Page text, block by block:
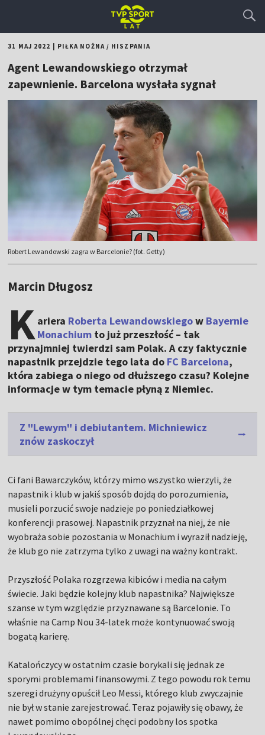
31 MAJ 2022 PIŁKA NOŻNA/ HISZPANIA
Agent Lewandowskiego otrzymał
zapewnienie. Barcelona wysłała sygnał
Robert Lewandowski zagra w Barcelonie? (fot. Getty)
Marcin Długosz
Kariera Roberta Lewandowskiegow Bayernie
Monachium to już przeszłość – tak
przynajmniej twierdzi sam Polak. A czy faktycznie
napastnik przejdzie tego lata do FC Barcelona,
która zabiega o niego od dłuższego czasu? Kolejne
informacje w tym temacie płyną z Niemiec.
Z "Lewym" i debiutantem. Michniewicz
znów zaskoczył
Ci fani Bawarczyków, którzy mimo wszystko wierzyli, że
napastnik i klub w jakiś sposób dojdą do porozumienia,
musieli porzucić swoje nadzieje po poniedziałkowej
konferencji prasowej. Napastnik przyznał na niej, że nie
wyobraża sobie pozostania w Monachium i wyraził nadzieję,
że klub go nie zatrzyma tylko z uwagi na ważny kontrakt.
Przyszłość Polaka rozgrzewa kibiców i media na całym
świecie. Jaki będzie kolejny klub napastnika? Największe
szanse w tym względzie przyznawane są Barcelonie. To
właśnie na Camp Nou 34-latek może kontynuować swoją
bogatą karierę.
Katalończycy w ostatnim czasie borykali się jednak ze
sporymi problemami finansowymi. Z tego powodu rok temu
szeregi drużyny opuścił Leo Messi, którego klub zwyczajnie
nie był w stanie zarejestrować. Teraz pojawiły się obawy, że
nawet pomimo obopólnej chęci podobny los spotka